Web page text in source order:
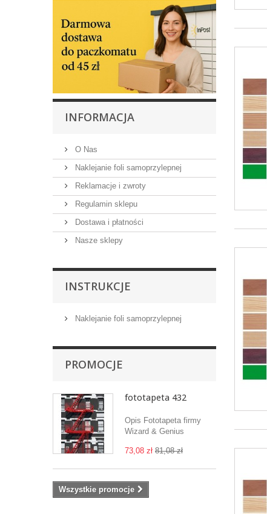
INFORMACJA
O Nas
Naklejanie foli samoprzylepnej
Reklamacje i zwroty
Regulamin sklepu
Dostawa i płatności
Nasze sklepy
INSTRUKCJE
Naklejanie foli samoprzylepnej
PROMOCJE
fototapeta 432
Opis Fototapeta firmy
Wizard & Genius
73,08 zł 81,08 zł
Wszystkie promocje